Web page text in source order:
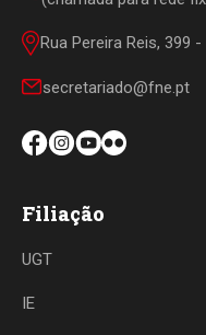
Rua Pereira Reis, 399
secretariado@fne.pt
Filiação
UGT
IE